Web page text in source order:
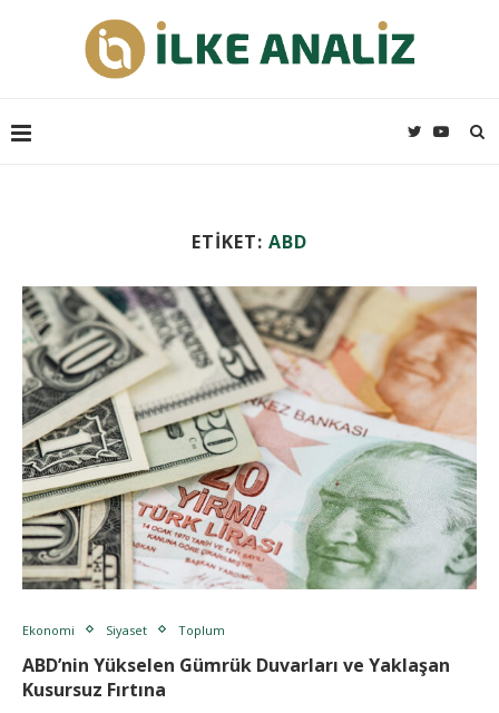
ETIKET: ABD
Ekonomi Siyaset Toplum
ABD’nin Yükselen Gümrük Duvarları ve Yaklaşan
Kusursuz Fırtına